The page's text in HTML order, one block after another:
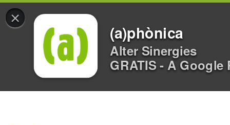
×
(a)phònica
Alter Sinergies
GRATIS - A Google